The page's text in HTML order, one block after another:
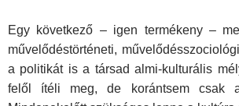
Egy következő – igen termékeny –
művelődés­történeti,
a politikát is a tár­sad almi-kulturális
felől ítéli meg, de ko­rántsem csak